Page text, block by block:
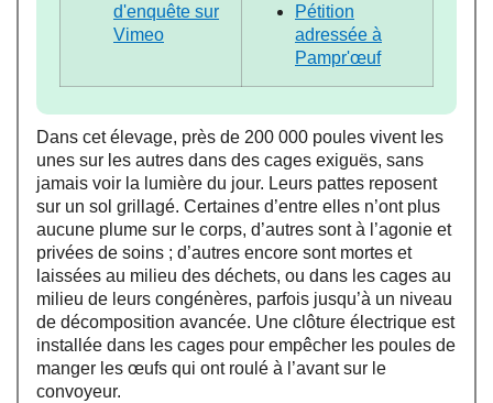
d'enquête sur
Vimeo
Pétition
adressée à
Pampr'œuf
Dans cet élevage, près de 200 000 poules vivent les
unes sur les autres dans des cages exiguës, sans
jamais voir la lumière du jour. Leurs pattes reposent
sur un sol grillagé. Certaines d’entre elles n’ont plus
aucune plume sur le corps, d’autres sont à l’agonie et
privées de soins ; d’autres encore sont mortes et
laissées au milieu des déchets, ou dans les cages au
milieu de leurs congénères, parfois jusqu’à un niveau
de décomposition avancée. Une clôture électrique est
installée dans les cages pour empêcher les poules de
manger les œufs qui ont roulé à l’avant sur le
convoyeur.